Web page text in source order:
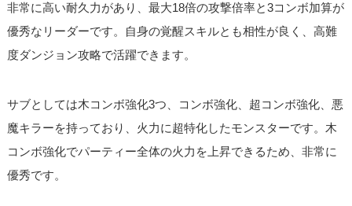
非常に高い耐久力があり、最大18倍の攻撃倍率と3コンボ加算が
優秀なリーダーです。自身の覚醒スキルとも相性が良く、高難
度ダンジョン攻略で活躍できます。
サブとしては木コンボ強化3つ、コンボ強化、超コンボ強化、悪
魔キラーを持っており、火力に超特化したモンスターです。木
コンボ強化でパーティー全体の火力を上昇できるため、非常に
優秀です。